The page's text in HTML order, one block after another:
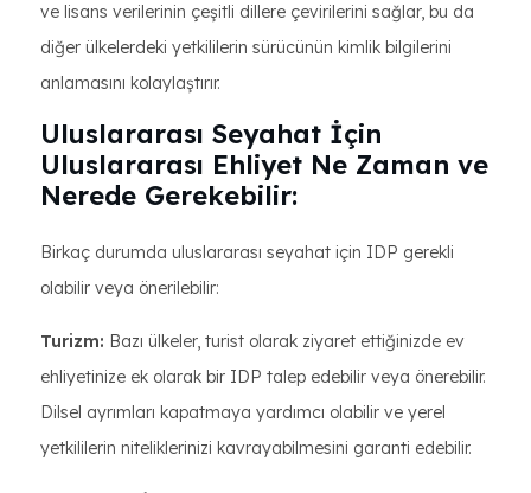
ve lisans verilerinin çeşitli dillere çevirilerini sağlar, bu da
diğer ülkelerdeki yetkililerin sürücünün kimlik bilgilerini
anlamasını kolaylaştırır.
Uluslararası Seyahat İçin
Uluslararası Ehliyet Ne Zaman ve
Nerede Gerekebilir:
Birkaç durumda uluslararası seyahat için IDP gerekli
olabilir veya önerilebilir:
Turizm: Bazı ülkeler, turist olarak ziyaret ettiğinizde ev
ehliyetinize ek olarak bir IDP talep edebilir veya önerebilir.
Dilsel ayrımları kapatmaya yardımcı olabilir ve yerel
yetkililerin niteliklerinizi kavrayabilmesini garanti edebilir.